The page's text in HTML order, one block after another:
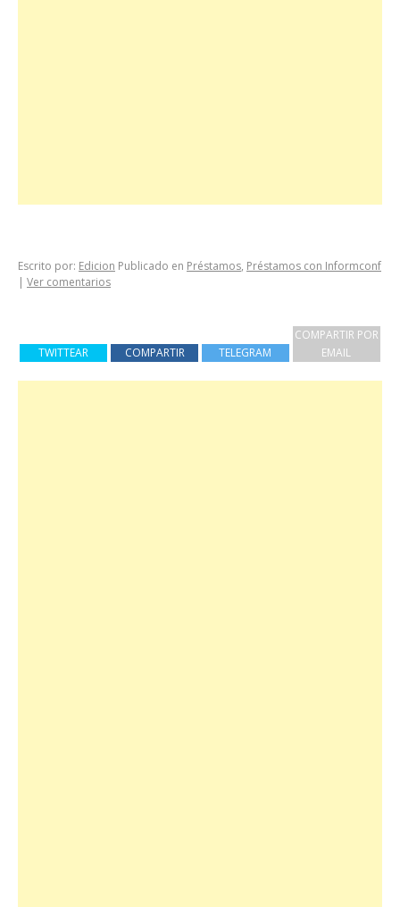
Escrito por: Edicion Publicado en Préstamos, Préstamos con Informconf
| Ver comentarios
TWITTEAR COMPARTIR TELEGRAM
COMPARTIR POR
EMAIL